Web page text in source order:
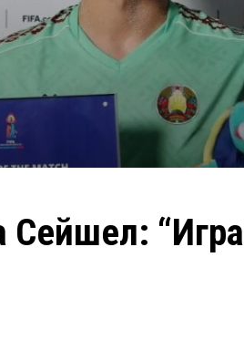
Сейшел: “Игра